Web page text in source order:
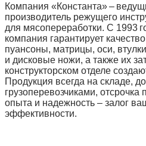
Компания «Константа» –
производитель режущего
для мясопереработки. С 1993
компания гарантирует
пуансоны, матрицы, оси,
и дисковые ножи, а также их
конструкторском отделе
Продукция всегда на складе,
грузоперевозчиками,
опыта и надежность – залог
эффективности.